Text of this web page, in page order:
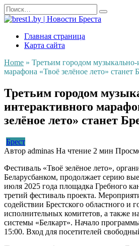
Перейти
к
содержанию
Search
for:
Главная страница
Карта сайта
Home » Третьим городом музыкально-
марафона «Твоё зелёное лето» станет
Третьим городом
интерактивного
зелёное лето» станет
Брест
Автор adminas На чтение 2 мин
Фестиваль «Твоё зелёное лето»,
Беларусбанком, продолжает серию
июля 2025 года площадка Гребного
третий фестиваль проекта.
содействии Брестского областного и
исполнительных комитетов, а также
системы «Белкарт». Начало
15:00. Вход для посетителей